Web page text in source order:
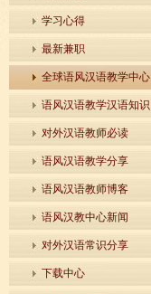
学习心得
最新兼职
全球语风汉语教学中心
语风汉语教学汉语知识
对外汉语教师必读
语风汉语教学分享
语风汉语教师博客
语风汉教中心新闻
对外汉语常识分享
下载中心